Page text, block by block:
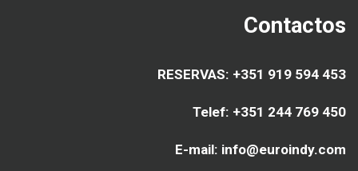
Contactos
RESERVAS: +351 919 594 453
Telef: +351 244 769 450
E-mail: info@euroindy.com